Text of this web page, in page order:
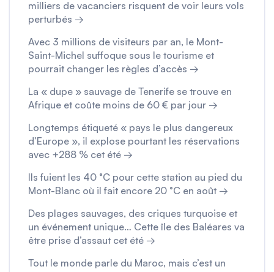
milliers de vacanciers risquent de voir leurs vols
perturbés →
Avec 3 millions de visiteurs par an, le Mont-
Saint-Michel suffoque sous le tourisme et
pourrait changer les règles d’accès →
La « dupe » sauvage de Tenerife se trouve en
Afrique et coûte moins de 60 € par jour →
Longtemps étiqueté « pays le plus dangereux
d’Europe », il explose pourtant les réservations
avec +288 % cet été →
Ils fuient les 40 °C pour cette station au pied du
Mont-Blanc où il fait encore 20 °C en août →
Des plages sauvages, des criques turquoise et
un événement unique… Cette île des Baléares va
être prise d’assaut cet été →
Tout le monde parle du Maroc, mais c’est un